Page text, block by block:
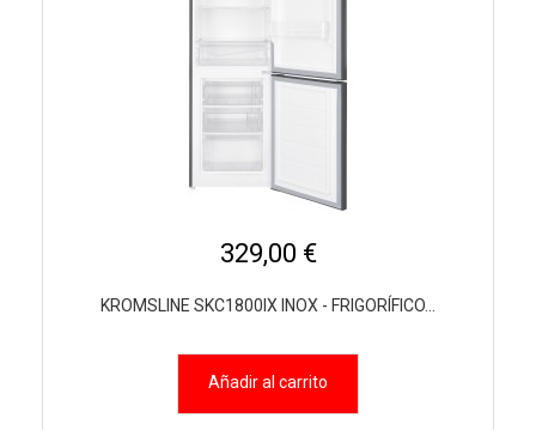
329,00 €
KROMSLINE SKC1800IX INOX - FRIGORÍFICO...
Añadir al carrito